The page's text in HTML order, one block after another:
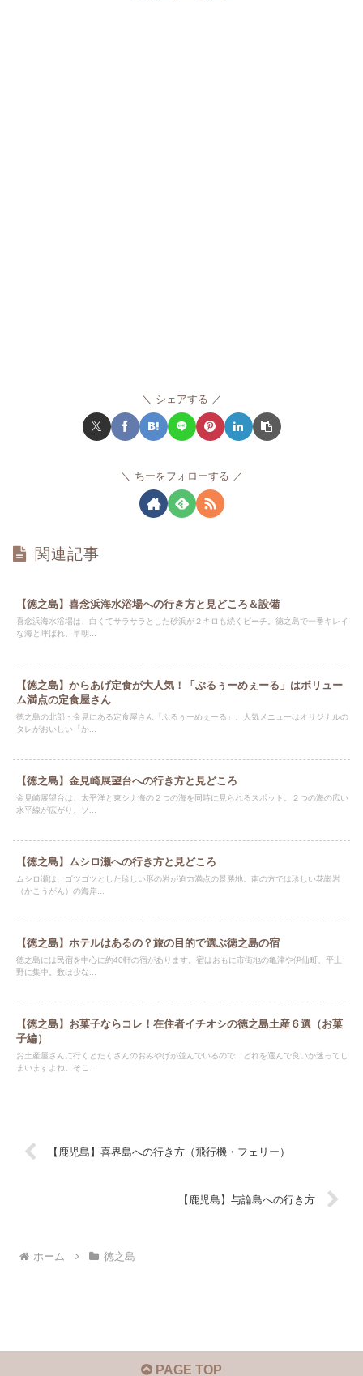
シェアする
ちーをフォローする
関連記事
【徳之島】喜念浜海水浴場への行き方と見どころ＆設備
喜念浜海水浴場は、白くてサラサラとした砂浜が２キロも続くビーチ。徳之島で一番キレイ
な海と呼ばれ、早朝...
【徳之島】からあげ定食が大人気！「ぶるぅーめぇーる」はボリュー
ム満点の定食屋さん
徳之島の北部・金見にある定食屋さん「ぶるぅーめぇーる」。人気メニューはオリジナルの
タレがおいしい「か...
【徳之島】金見崎展望台への行き方と見どころ
金見崎展望台は、太平洋と東シナ海の２つの海を同時に見られるスポット。２つの海の広い
水平線が広がり、ソ...
【徳之島】ムシロ瀬への行き方と見どころ
ムシロ瀬は、ゴツゴツとした珍しい形の岩が迫力満点の景勝地。南の方では珍しい花崗岩
（かこうがん）の海岸...
【徳之島】ホテルはあるの？旅の目的で選ぶ徳之島の宿
徳之島には民宿を中心に約40軒の宿があります。宿はおもに市街地の亀津や伊仙町、平土
野に集中。数は少な...
【徳之島】お菓子ならコレ！在住者イチオシの徳之島土産６選（お菓
子編）
お土産屋さんに行くとたくさんのおみやげが並んでいるので、どれを選んで良いか迷ってし
まいますよね。そこ...
【鹿児島】喜界島への行き方（飛行機・フェリー）
【鹿児島】与論島への行き方
ホーム 徳之島
PAGE TOP